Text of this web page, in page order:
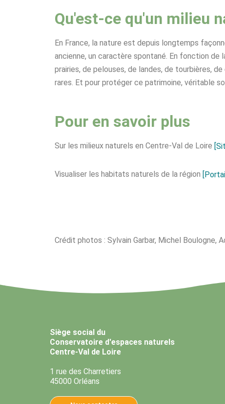
Qu'est-ce qu'un milieu
En France, la nature est depuis longtemps
ancienne, un caractère spontané. En fonction
prairies, de pelouses, de landes, de tourbières,
rares. Et pour protéger ce patrimoine, véritable
Pour en savoir plus
Sur les milieux naturels en Centre-Val de Loire
Visualiser les habitats naturels de la région
Crédit photos : Sylvain Garbar, Michel Boulogne,
Siège social du
Conservatoire d'espaces naturels
Centre-Val de Loire
1 rue des Charretiers
45000 Orléans